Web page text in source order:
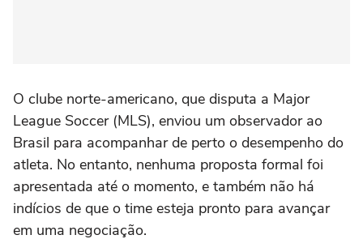
O clube norte-americano, que disputa a Major
League Soccer (MLS), enviou um observador ao
Brasil para acompanhar de perto o desempenho do
atleta. No entanto, nenhuma proposta formal foi
apresentada até o momento, e também não há
indícios de que o time esteja pronto para avançar
em uma negociação.